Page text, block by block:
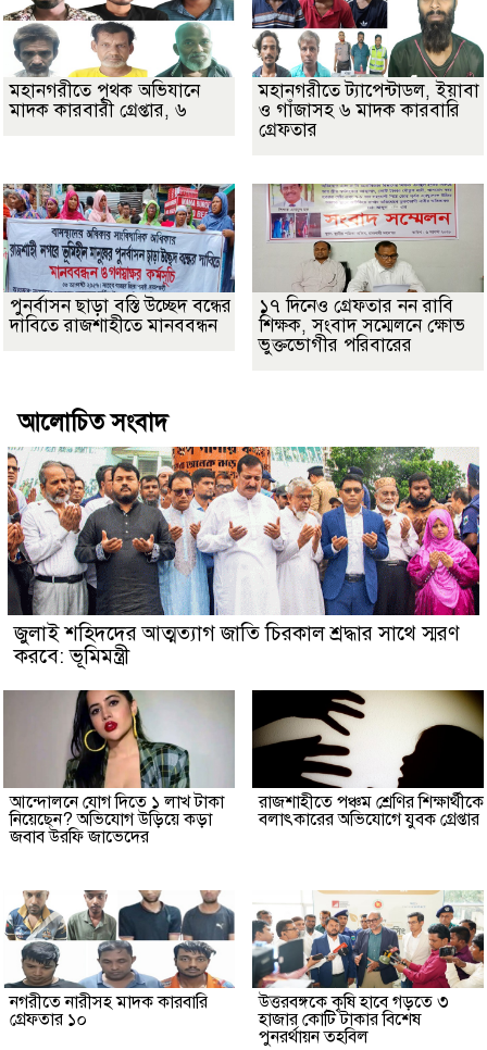
মহানগরীতে পৃথক অভিযানে
মাদক কারবারী গ্রেপ্তার, ৬
মহানগরীতে ট্যাপেন্টাডল, ইয়াবা
ও গাঁজাসহ ৬ মাদক কারবারি
গ্রেফতার
পুনর্বাসন ছাড়া বস্তি উচ্ছেদ বন্ধের
দাবিতে রাজশাহীতে মানববন্ধন
১৭ দিনেও গ্রেফতার নন রাবি
শিক্ষক, সংবাদ সম্মেলনে ক্ষোভ
ভুক্তভোগীর পরিবারের
আলোচিত সংবাদ
জুলাই শহিদদের আত্মত্যাগ জাতি চিরকাল শ্রদ্ধার সাথে স্মরণ
করবে: ভূমিমন্ত্রী
আন্দোলনে যোগ দিতে ১ লাখ টাকা
নিয়েছেন? অভিযোগ উড়িয়ে কড়া
জবাব উরফি জাভেদের
রাজশাহীতে পঞ্চম শ্রেণির শিক্ষার্থীকে
বলাৎকারের অভিযোগে যুবক গ্রেপ্তার
নগরীতে নারীসহ মাদক কারবারি
গ্রেফতার ১০
উত্তরবঙ্গকে কৃষি হাবে গড়তে ৩
হাজার কোটি টাকার বিশেষ
পুনরর্থায়ন তহবিল